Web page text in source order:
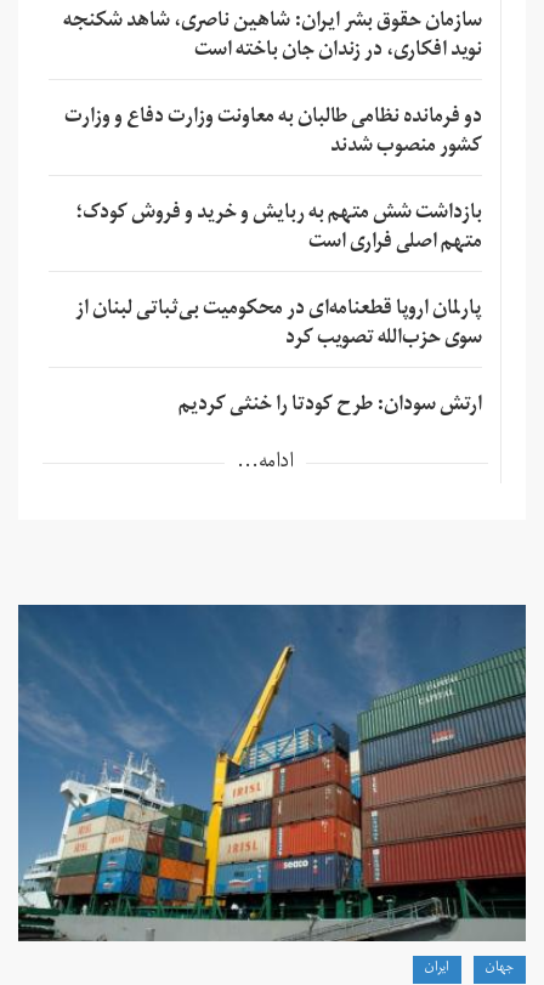
سازمان حقوق بشر ایران: شاهین ناصری، شاهد شکنجه
نوید افکاری، در زندان جان باخته است
دو فرمانده نظامی طالبان به معاونت وزارت دفاع و وزارت
کشور منصوب شدند
بازداشت شش متهم به ربایش و خرید و فروش کودک؛
متهم اصلی فراری است
پارلمان اروپا قطعنامه‌ای در محکومیت بی‌ثباتی لبنان از
سوی حزب‌الله تصویب کرد
ارتش سودان: طرح کودتا را خنثی کردیم
ادامه...
جهان ايران